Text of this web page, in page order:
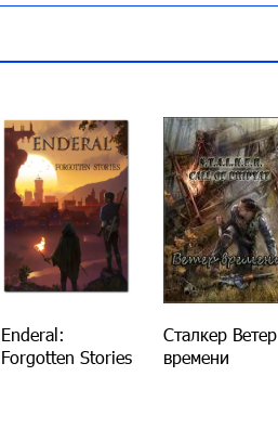
Enderal:
Forgotten Stories
Сталкер Ветер
времени